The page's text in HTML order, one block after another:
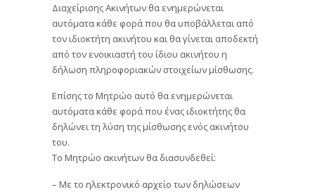
Διαχείρισης Ακινήτων θα ενημερώνεται
αυτόματα κάθε φορά που θα υποβάλλεται από
τον ιδιοκτήτη ακινήτου και θα γίνεται αποδεκτή
από τον ενοικιαστή του ίδιου ακινήτου η
δήλωση πληροφοριακών στοιχείων μίσθωσης.
Επίσης το Μητρώο αυτό θα ενημερώνεται
αυτόματα κάθε φορά που ένας ιδιοκτήτης θα
δηλώνει τη λύση της μίσθωσης ενός ακινήτου
του.
Το Μητρώο ακινήτων θα διασυνδεθεί:
– Με το ηλεκτρονικό αρχείο των δηλώσεων